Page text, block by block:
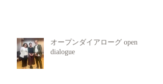
オープンダイアローグ open
dialogue